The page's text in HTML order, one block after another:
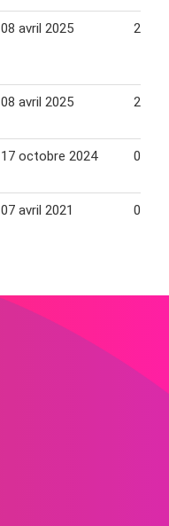
08 avril 2025 29
08 avril 2025 29
17 octobre 2024 05
07 avril 2021 03